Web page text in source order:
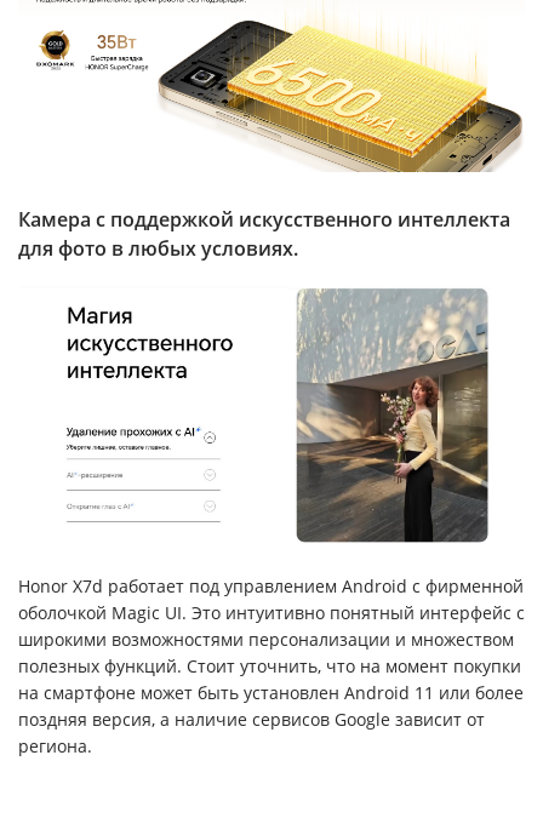
Камера с поддержкой искусственного интеллекта
для фото в любых условиях.
Honor X7d работает под управлением Android с фирменной
оболочкой Magic UI. Это интуитивно понятный интерфейс с
широкими возможностями персонализации и множеством
полезных функций. Стоит уточнить, что на момент покупки
на смартфоне может быть установлен Android 11 или более
поздняя версия, а наличие сервисов Google зависит от
региона.